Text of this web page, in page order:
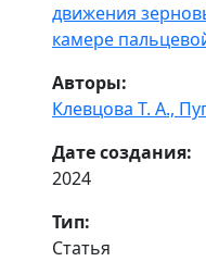
движения
камере
Авторы:
Клевцова Т. А.,
Дате создания:
2024
Тип:
Статья